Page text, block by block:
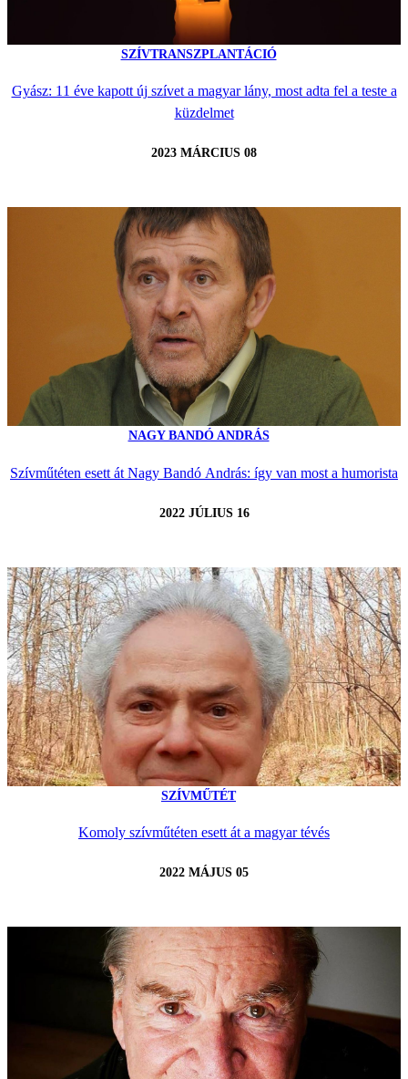
SZÍVTRANSZPLANTÁCIÓ
Gyász: 11 éve kapott új szívet a magyar lány, most adta fel a teste a
küzdelmet
2023 MÁRCIUS 08
NAGY BANDÓ ANDRÁS
Szívműtéten esett át Nagy Bandó András: így van most a humorista
2022 JÚLIUS 16
SZÍVMŰTÉT
Komoly szívműtéten esett át a magyar tévés
2022 MÁJUS 05